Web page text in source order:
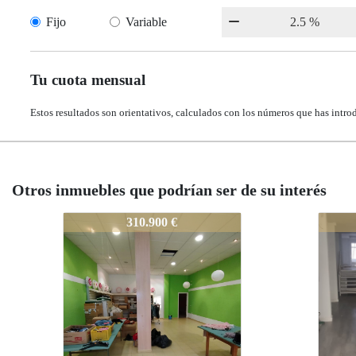
Fijo Variable
Tu cuota mensual
Estos resultados son orientativos, calculados con los números que has
Otros inmuebles que podrían ser de su interés
363-LOCAL-MUY-AMPLIO
310.900 €